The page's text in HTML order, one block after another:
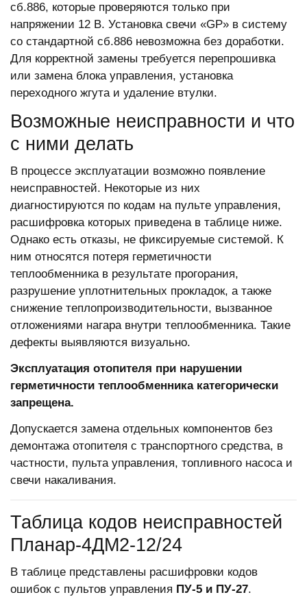
сб.886, которые проверяются только при
напряжении 12 В. Установка свечи «GP» в систему
со стандартной сб.886 невозможна без доработки.
Для корректной замены требуется перепрошивка
или замена блока управления, установка
переходного жгута и удаление втулки.
Возможные неисправности и что
с ними делать
В процессе эксплуатации возможно появление
неисправностей. Некоторые из них
диагностируются по кодам на пульте управления,
расшифровка которых приведена в таблице ниже.
Однако есть отказы, не фиксируемые системой. К
ним относятся потеря герметичности
теплообменника в результате прогорания,
разрушение уплотнительных прокладок, а также
снижение теплопроизводительности, вызванное
отложениями нагара внутри теплообменника. Такие
дефекты выявляются визуально.
Эксплуатация отопителя при нарушении
герметичности теплообменника категорически
запрещена.
Допускается замена отдельных компонентов без
демонтажа отопителя с транспортного средства, в
частности, пульта управления, топливного насоса и
свечи накаливания.
Таблица кодов неисправностей
Планар-4ДМ2-12/24
В таблице представлены расшифровки кодов
ошибок с пультов управления ПУ-5 и ПУ-27.